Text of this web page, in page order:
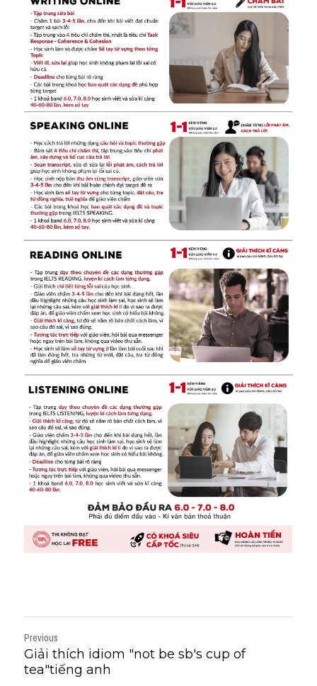
Previous
Giải thích idiom "not be sb's cup of
tea"tiếng anh